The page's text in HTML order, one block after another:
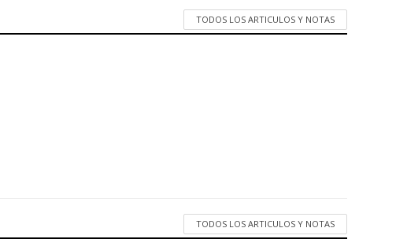
TODOS LOS ARTICULOS Y NOTAS
TODOS LOS ARTICULOS Y NOTAS